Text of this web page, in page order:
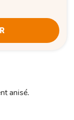
anisé.